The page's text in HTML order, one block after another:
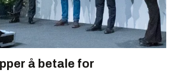
å betale for